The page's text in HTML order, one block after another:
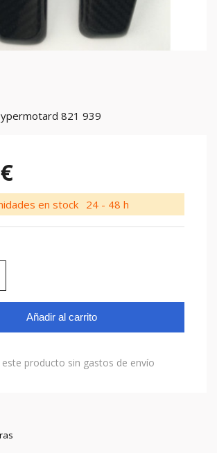
821 939
en stock 24 - 48 h
Añadir al carrito
este producto sin gastos de envío